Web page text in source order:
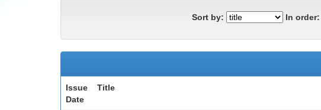
Sort by: In order:
Issue
Date
Title